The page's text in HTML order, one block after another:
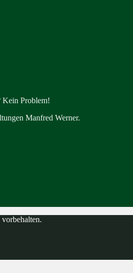
Kein Problem!
Manfred Werner.